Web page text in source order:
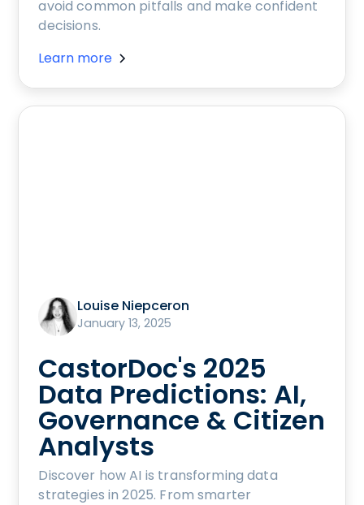
avoid common pitfalls and make confident
decisions.
Learn more
Louise Niepceron
January 13, 2025
CastorDoc's 2025
Data Predictions: AI,
Governance & Citizen
Analysts
Discover how AI is transforming data
strategies in 2025. From smarter